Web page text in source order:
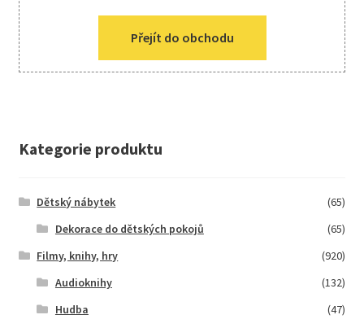
Přejít do obchodu
Kategorie produktu
Dětský nábytek
(65)
Dekorace do dětských pokojů
(65)
Filmy, knihy, hry
(920)
Audioknihy
(132)
Hudba
(47)